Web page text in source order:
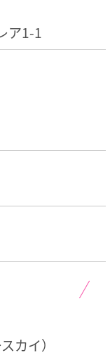
ア1-1
カイ）